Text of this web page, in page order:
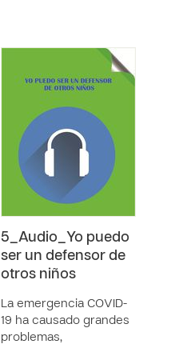
5_Audio_Yo puedo
ser un defensor de
otros niños
La emergencia COVID-
19 ha causado grandes
problemas,